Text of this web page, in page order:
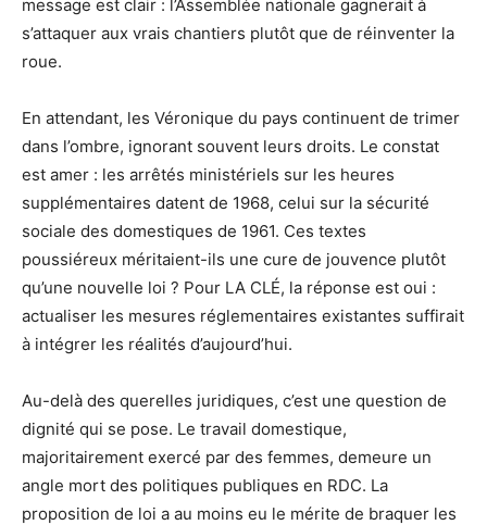
message est clair : l’Assemblée nationale gagnerait à
s’attaquer aux vrais chantiers plutôt que de réinventer la
roue.
En attendant, les Véronique du pays continuent de trimer
dans l’ombre, ignorant souvent leurs droits. Le constat
est amer : les arrêtés ministériels sur les heures
supplémentaires datent de 1968, celui sur la sécurité
sociale des domestiques de 1961. Ces textes
poussiéreux méritaient-ils une cure de jouvence plutôt
qu’une nouvelle loi ? Pour LA CLÉ, la réponse est oui :
actualiser les mesures réglementaires existantes suffirait
à intégrer les réalités d’aujourd’hui.
Au-delà des querelles juridiques, c’est une question de
dignité qui se pose. Le travail domestique,
majoritairement exercé par des femmes, demeure un
angle mort des politiques publiques en RDC. La
proposition de loi a au moins eu le mérite de braquer les